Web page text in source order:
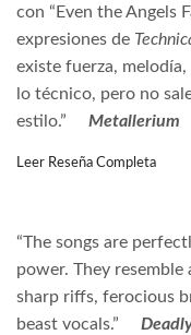
con “Even the Angels
expresiones de
existe fuerza,
lo técnico, pero no
estilo.”
Metallerium
Leer Reseña Completa
“The songs are
power. They
sharp riffs, ferocious
beast vocals.”